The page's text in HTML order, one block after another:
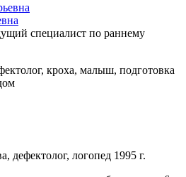
специалист по раннему
кроха, малыш, подготовка
логопед 1995 г.